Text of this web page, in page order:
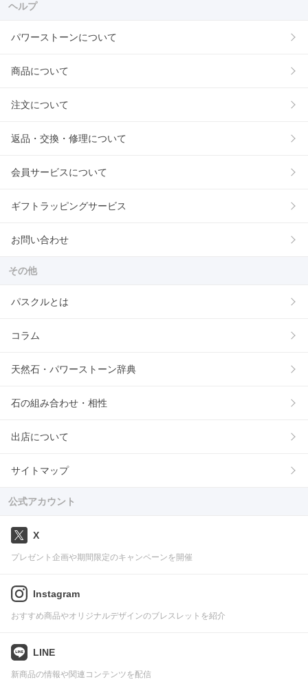
ヘルプ
パワーストーンについて
商品について
注文について
返品・交換・修理について
会員サービスについて
ギフトラッピングサービス
お問い合わせ
その他
パスクルとは
コラム
天然石・パワーストーン辞典
石の組み合わせ・相性
出店について
サイトマップ
公式アカウント
X
プレゼント企画や期間限定のキャンペーンを開催
Instagram
おすすめ商品やオリジナルデザインのブレスレットを紹介
LINE
新商品の情報や関連コンテンツを配信